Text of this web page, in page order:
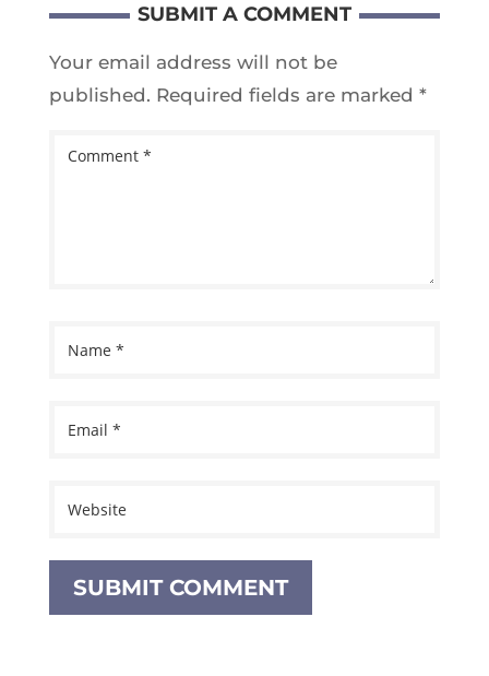
SUBMIT A COMMENT
Your email address will not be
published. Required fields are marked *